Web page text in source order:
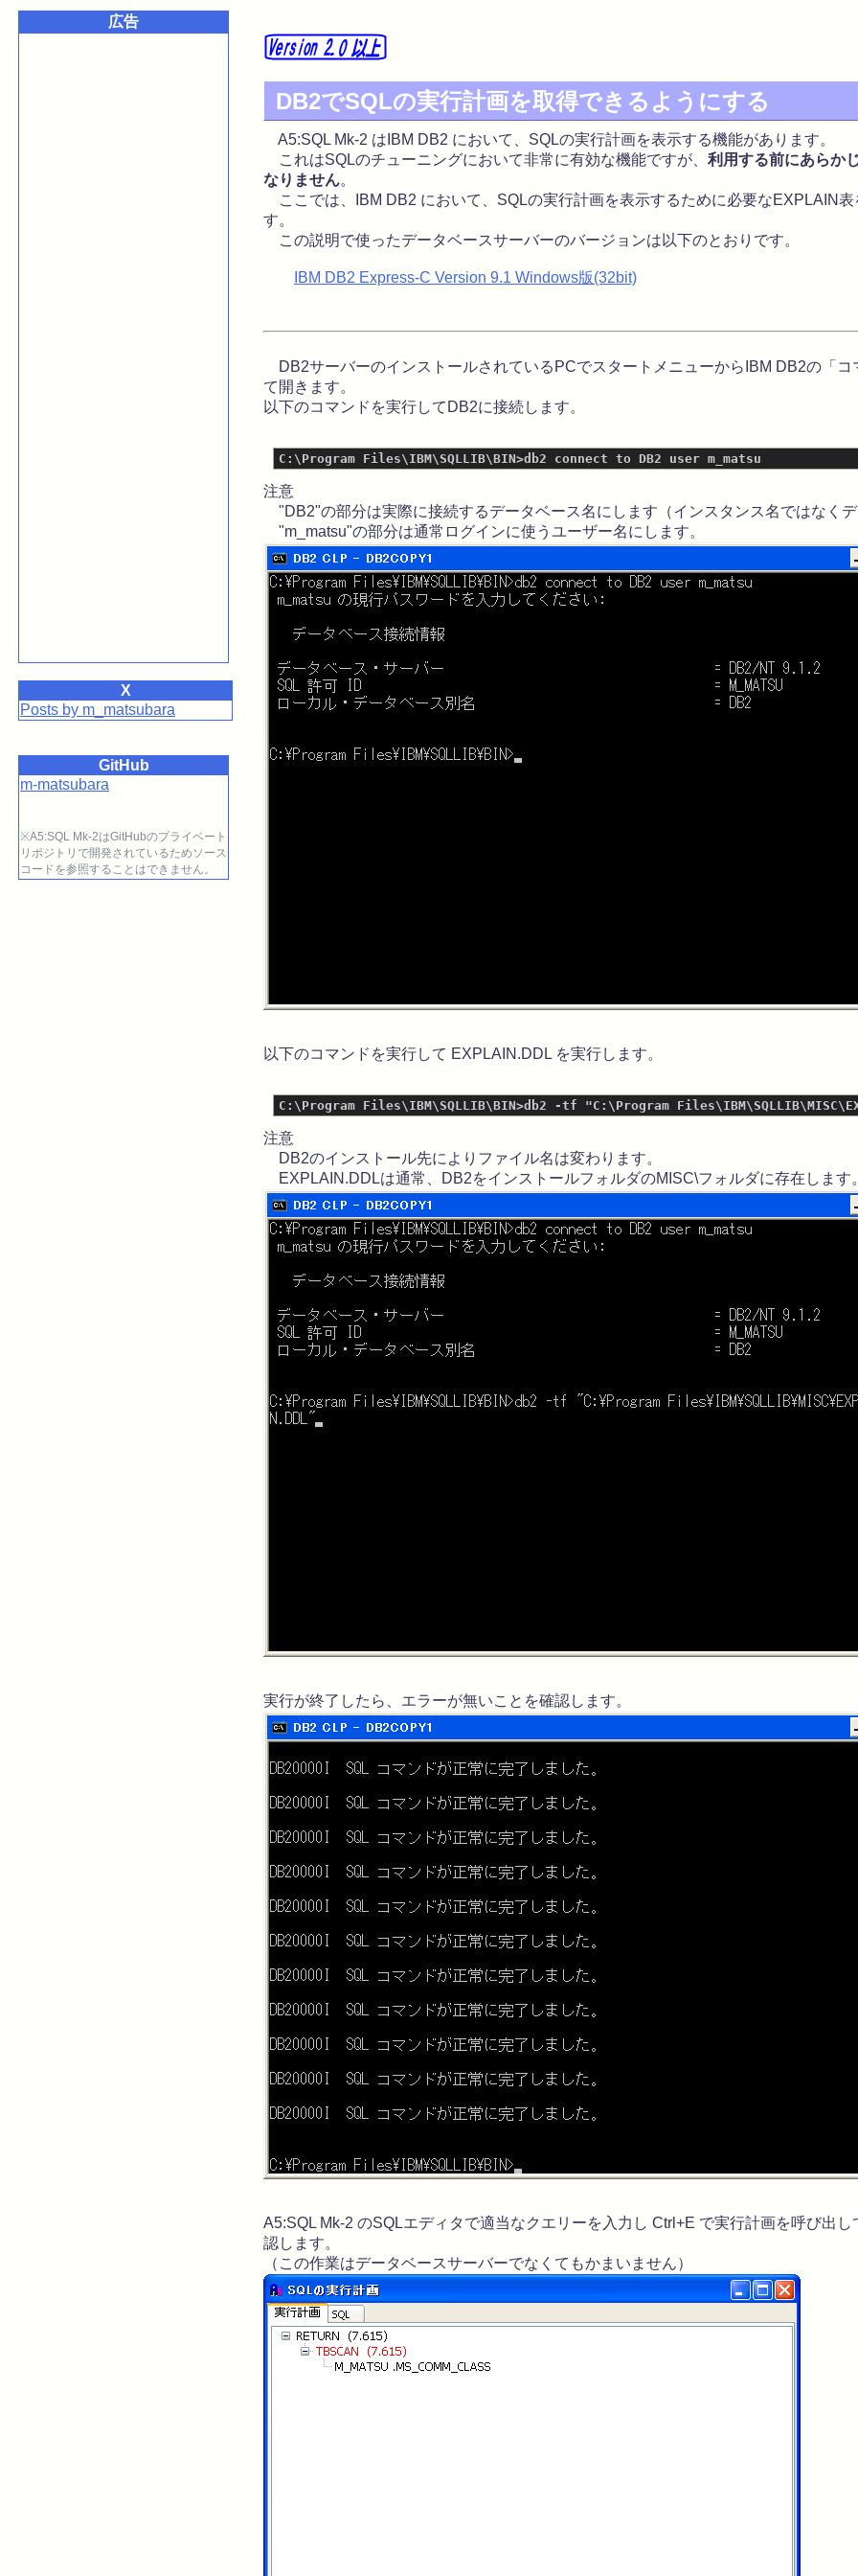
広告
X
Posts by m_matsubara
GitHub
m-matsubara
※A5:SQL Mk-2はGitHubのプライベート
リポジトリで開発されているためソース
コードを参照することはできません。
DB2でSQLの実行計画を取得できるようにする
A5:SQL Mk-2 はIBM DB2 において、SQLの実行計画を表示する機能があります。
これはSQLのチューニングにおいて非常に有効な機能ですが、 利用する前にあらか
なりません。
ここでは、IBM DB2 において、SQLの実行計画を表示するために必要なEXPLAIN
す。
この説明で使ったデータベースサーバーのバージョンは以下のとおりです。
IBM DB2 Express-C Version 9.1 Windows版(32bit)
DB2サーバーのインストールされているPCでスタートメニューからIBM DB2の「コ
て開きます。
以下のコマンドを実行してDB2に接続します。
注意
"DB2"の部分は実際に接続するデータベース名にします（インスタンス名ではなく
"m_matsu"の部分は通常ログインに使うユーザー名にします。
以下のコマンドを実行して EXPLAIN.DDL を実行します。
注意
DB2のインストール先によりファイル名は変わります。
EXPLAIN.DDLは通常、DB2をインストールフォルダのMISC\フォルダに存在します
実行が終了したら、エラーが無いことを確認します。
A5:SQL Mk-2 のSQLエディタで適当なクエリーを入力し Ctrl+E で実行計画を呼び出
認します。
（この作業はデータベースサーバーでなくてもかまいません）